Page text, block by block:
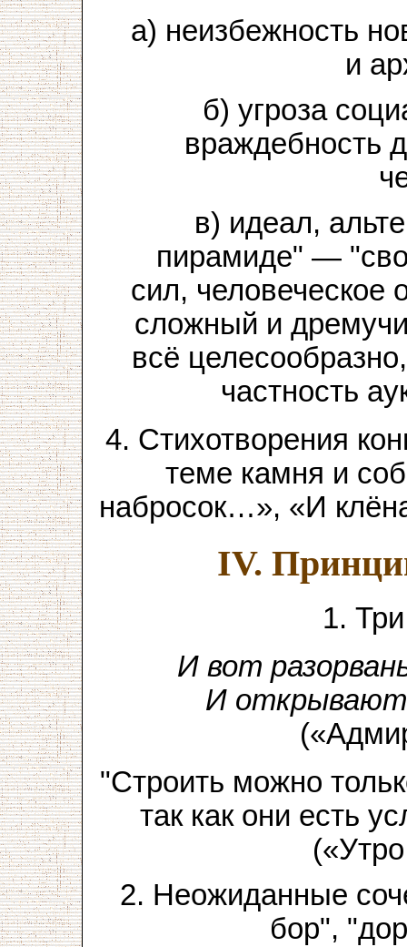
а) неизбежность
и
б) угроза
враждебность
в) идеал,
пирамиде" —
сил, человеческое
сложный и
всё
частность
4. Стихотворения
теме камня и
набросок…», «И
IV.
1.
И вот
И
"Строить можно
так как они есть
2. Неожиданные
бор",